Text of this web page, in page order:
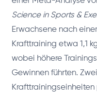
Science in Sports &
Erwachsene nach
Krafttraining etwa 1,1
wobei höhere
Gewinnen führten.